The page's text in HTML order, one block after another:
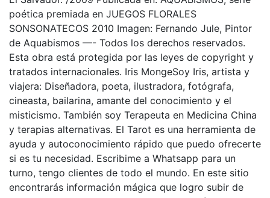
poética premiada en JUEGOS FLORALES
SONSONATECOS 2010 Imagen: Fernando Jule, Pintor
de Aquabismos —- Todos los derechos reservados.
Esta obra está protegida por las leyes de copyright y
tratados internacionales. Iris MongeSoy Iris, artista y
viajera: Diseñadora, poeta, ilustradora, fotógrafa,
cineasta, bailarina, amante del conocimiento y el
misticismo. También soy Terapeuta en Medicina China
y terapias alternativas. El Tarot es una herramienta de
ayuda y autoconocimiento rápido que puedo ofrecerte
si es tu necesidad. Escribime a Whatsapp para un
turno, tengo clientes de todo el mundo. En este sitio
encontrarás información mágica que logro subir de